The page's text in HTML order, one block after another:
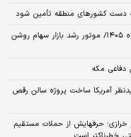
دست کشورهای منطقه تأمین شود
پیش بینی بورس فردا شنبه ۱۷ مردادماه ۱۴۰۵/ موتور رشد بازار سهام روشن
دفاعی مکه
آمریکا ساخت پروژه سالن رقص
خرازی؛ حرفهایش از حملات مستقیم